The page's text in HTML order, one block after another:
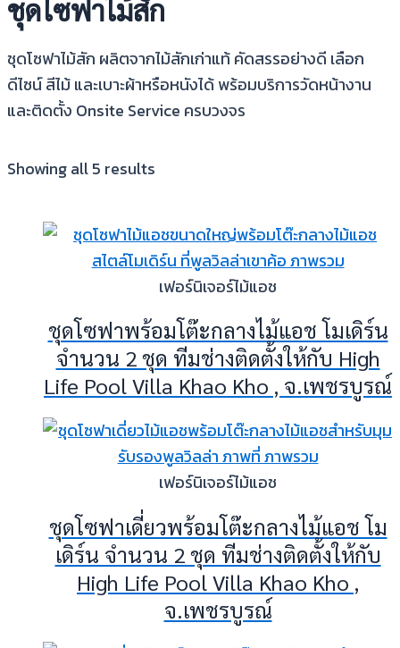
ชุดโซฟาไม้สัก
ชุดโซฟาไม้สัก ผลิตจากไม้สักเก่าแท้ คัดสรรอย่างดี เลือก
ดีไซน์ สีไม้ และเบาะผ้าหรือหนังได้ พร้อมบริการวัดหน้างาน
และติดตั้ง Onsite Service ครบวงจร
Showing all 5 results
เฟอร์นิเจอร์ไม้แอช
ชุดโซฟาพร้อมโต๊ะกลางไม้แอช โมเดิร์น
จำนวน 2 ชุด ทีมช่างติดตั้งให้กับ High
Life Pool Villa Khao Kho , จ.เพชรบูรณ์
เฟอร์นิเจอร์ไม้แอช
ชุดโซฟาเดี่ยวพร้อมโต๊ะกลางไม้แอช โม
เดิร์น จำนวน 2 ชุด ทีมช่างติดตั้งให้กับ
High Life Pool Villa Khao Kho ,
จ.เพชรบูรณ์